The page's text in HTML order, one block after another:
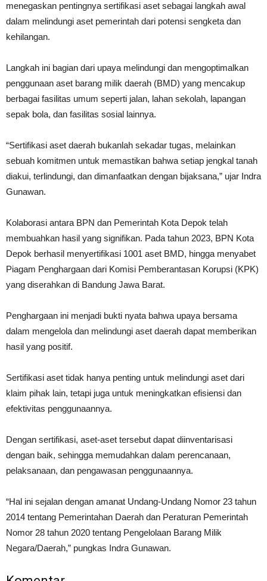
menegaskan pentingnya sertifikasi aset sebagai langkah awal
dalam melindungi aset pemerintah dari potensi sengketa dan
kehilangan.
Langkah ini bagian dari upaya melindungi dan mengoptimalkan
penggunaan aset barang milik daerah (BMD) yang mencakup
berbagai fasilitas umum seperti jalan, lahan sekolah, lapangan
sepak bola, dan fasilitas sosial lainnya.
“Sertifikasi aset daerah bukanlah sekadar tugas, melainkan
sebuah komitmen untuk memastikan bahwa setiap jengkal tanah
diakui, terlindungi, dan dimanfaatkan dengan bijaksana,” ujar Indra
Gunawan.
Kolaborasi antara BPN dan Pemerintah Kota Depok telah
membuahkan hasil yang signifikan. Pada tahun 2023, BPN Kota
Depok berhasil menyertifikasi 1001 aset BMD, hingga menyabet
Piagam Penghargaan dari Komisi Pemberantasan Korupsi (KPK)
yang diserahkan di Bandung Jawa Barat.
Penghargaan ini menjadi bukti nyata bahwa upaya bersama
dalam mengelola dan melindungi aset daerah dapat memberikan
hasil yang positif.
Sertifikasi aset tidak hanya penting untuk melindungi aset dari
klaim pihak lain, tetapi juga untuk meningkatkan efisiensi dan
efektivitas penggunaannya.
Dengan sertifikasi, aset-aset tersebut dapat diinventarisasi
dengan baik, sehingga memudahkan dalam perencanaan,
pelaksanaan, dan pengawasan penggunaannya.
“Hal ini sejalan dengan amanat Undang-Undang Nomor 23 tahun
2014 tentang Pemerintahan Daerah dan Peraturan Pemerintah
Nomor 28 tahun 2020 tentang Pengelolaan Barang Milik
Negara/Daerah,” pungkas Indra Gunawan.